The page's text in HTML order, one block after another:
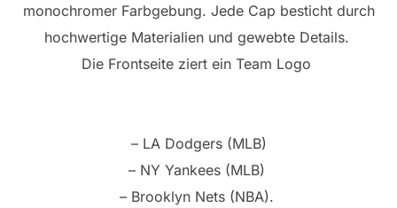
monochromer Farbgebung. Jede Cap besticht durch
hochwertige Materialien und gewebte Details.
Die Frontseite ziert ein Team Logo
– LA Dodgers (MLB)
– NY Yankees (MLB)
– Brooklyn Nets (NBA).